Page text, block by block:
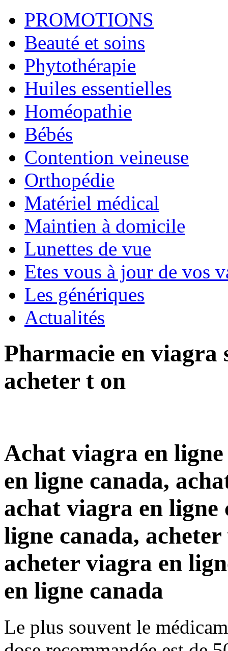
PROMOTIONS
Beauté et soins
Phytothérapie
Huiles essentielles
Homéopathie
Bébés
Contention veineuse
Orthopédie
Matériel médical
Maintien à domicile
Lunettes de vue
Etes vous à jour de vos
Les génériques
Actualités
Pharmacie en viagra
acheter t on
Achat viagra en
en ligne canada,
achat viagra en ligne
ligne canada,
acheter viagra en
en ligne canada
Le plus souvent le